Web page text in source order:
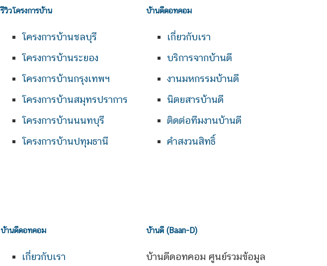
รีวิวโครงการบ้าน
โครงการบ้านชลบุรี
โครงการบ้านระยอง
โครงการบ้านกรุงเทพฯ
โครงการบ้านสมุทรปราการ
โครงการบ้านนนทบุรี
โครงการบ้านปทุมธานี
บ้านดีดอทคอม
เกี่ยวกับเรา
บริการจากบ้านดี
งานมหกรรมบ้านดี
นิตยสารบ้านดี
ติดต่อทีมงานบ้านดี
คำสงวนสิทธิ์
บ้านดีดอทคอม
เกี่ยวกับเรา
บ้านดี (Baan-D)
บ้านดีดอทคอม ศูนย์รวมข้อมูล